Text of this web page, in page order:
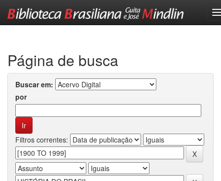
Página de busca
Buscar em:
por
Filtros correntes: